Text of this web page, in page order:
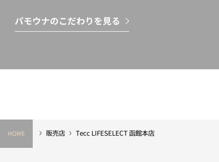
パモウナのこだわりを見る
HOME 販売店 Tecc LIFESELECT 函館本店